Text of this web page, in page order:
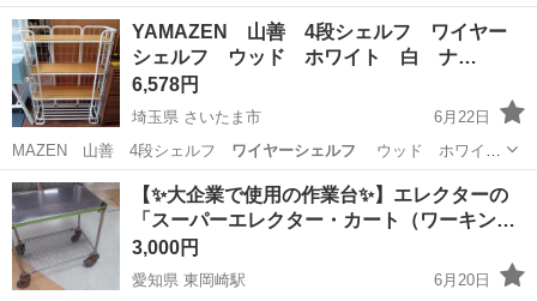
やカップルとの応募OK◎年間休日129日＆休出なしでプライベート充
実♪業務はクリーンルームで快適作業◎自社正社員登用制度あり★1食
300円～の格安食堂あり！《佐...
佐賀 伊万里市 その他
YAMAZEN 山善 4段シェルフ ワイヤー
シェルフ ウッド ホワイト 白 ナ…
6,578円
埼玉県 さいたま市
6月22日
MAZEN 山善 4段シェルフ ワイヤーシェルフ
ト 白 …
埼玉 さいたま市 収納家具 山善
【✨大企業で使用の作業台✨】エレクターの
「スーパーエレクター・カート（ワーキン…
3,000円
愛知県 東岡崎駅
6月20日